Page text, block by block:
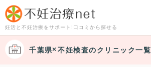
妊活と不妊治療をサポート!口コミから探せる
千葉県 不妊検査のクリニック一覧